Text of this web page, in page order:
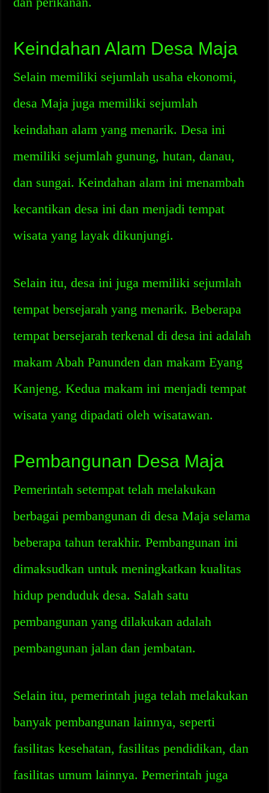
Keindahan Alam Desa Maja
Selain memiliki sejumlah usaha ekonomi,
desa Maja juga memiliki sejumlah
keindahan alam yang menarik. Desa ini
memiliki sejumlah gunung, hutan, danau,
dan sungai. Keindahan alam ini menambah
kecantikan desa ini dan menjadi tempat
wisata yang layak dikunjungi.
Selain itu, desa ini juga memiliki sejumlah
tempat bersejarah yang menarik. Beberapa
tempat bersejarah terkenal di desa ini adalah
makam Abah Panunden dan makam Eyang
Kanjeng. Kedua makam ini menjadi tempat
wisata yang dipadati oleh wisatawan.
Pembangunan Desa Maja
Pemerintah setempat telah melakukan
berbagai pembangunan di desa Maja selama
beberapa tahun terakhir. Pembangunan ini
dimaksudkan untuk meningkatkan kualitas
hidup penduduk desa. Salah satu
pembangunan yang dilakukan adalah
pembangunan jalan dan jembatan.
Selain itu, pemerintah juga telah melakukan
banyak pembangunan lainnya, seperti
fasilitas kesehatan, fasilitas pendidikan, dan
fasilitas umum lainnya. Pemerintah juga